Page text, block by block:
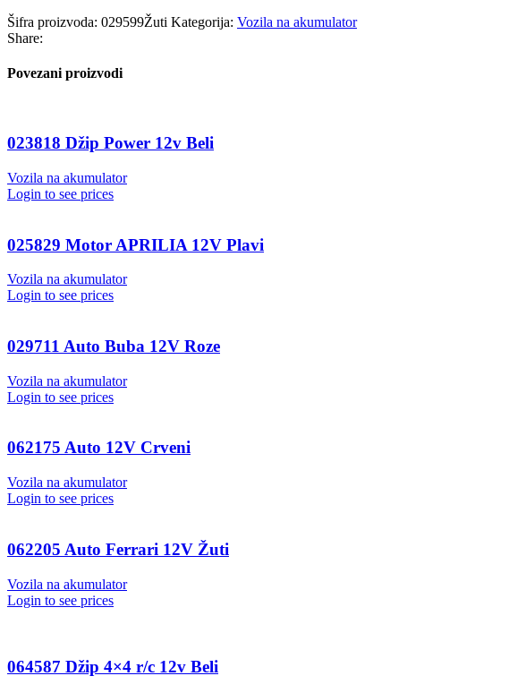
Šifra proizvoda: 029599Žuti Kategorija: Vozila na akumulator
Share:
Povezani proizvodi
023818 Džip Power 12v Beli
Vozila na akumulator
Login to see prices
025829 Motor APRILIA 12V Plavi
Vozila na akumulator
Login to see prices
029711 Auto Buba 12V Roze
Vozila na akumulator
Login to see prices
062175 Auto 12V Crveni
Vozila na akumulator
Login to see prices
062205 Auto Ferrari 12V Žuti
Vozila na akumulator
Login to see prices
064587 Džip 4×4 r/c 12v Beli